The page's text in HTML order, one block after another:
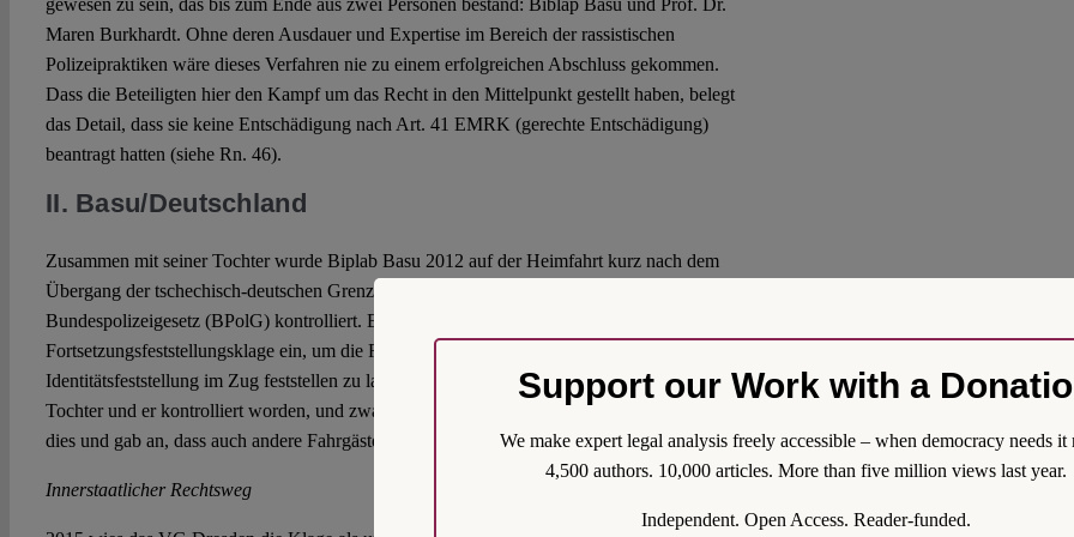
gewesen zu sein, das bis zum Ende aus zwei Personen bestand: Biblap Basu und Prof. Dr.
Maren Burkhardt. Ohne deren Ausdauer und Expertise im Bereich der rassistischen
Polizeipraktiken wäre dieses Verfahren nie zu einem erfolgreichen Abschluss gekommen.
Dass die Beteiligten hier den Kampf um das Recht in den Mittelpunkt gestellt haben, belegt
das Detail, dass sie keine Entschädigung nach Art. 41 EMRK (gerechte Entschädigung)
beantragt hatten (siehe Rn. 46).
II. Basu/Deutschland
Zusammen mit seiner Tochter wurde Biplab Basu 2012 auf der Heimfahrt kurz nach dem
Übergang der tschechisch-deutschen Grenze von zwei Polizeibeamten nach § 23 Abs. 1 Nr. 3
Bundespolizeigesetz (BPolG) kontrolliert. Ein Jahr später legte Basu beim VG Dresden eine
Fortsetzungsfeststellungsklage ein, um die Rechts- bzw. Verfassungswidrigkeit der
Identitätsfeststellung im Zug feststellen zu lassen. Er trug vor, in dem Zug seien nur seine
Tochter und er kontrolliert worden, und zwar aufgrund ihrer Hautfarbe. Die Polizei bestritt
dies und gab an, dass auch andere Fahrgäste kontrolliert worden seien (Rn. 6).
Innerstaatlicher Rechtsweg
Support our Work with a
We make expert legal analysis freely accessible – when democracy needs it
4,500 authors. 10,000 articles. More than five million views last year.
Independent. Open Access. Reader-funded.